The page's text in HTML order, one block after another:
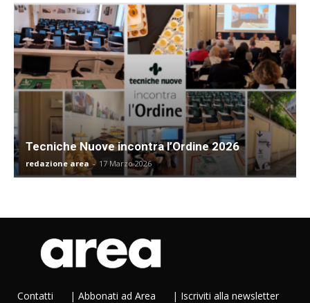
Tecniche Nuove incontra l’Ordine 2026
redazione area - 17 Marzo 2026
Contatti | Abbonati ad Area | Iscriviti alla newsletter